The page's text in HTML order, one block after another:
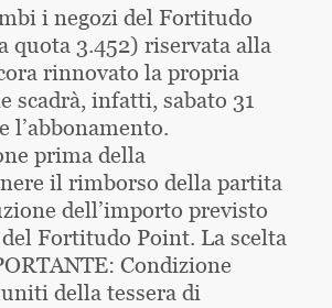
i negozi del Fortitudo
quota 3.452) riservata alla
rinnovato la propria
scadrà, infatti, sabato 31
l’abbonamento.
prima della
il rimborso della partita
dell’importo previsto
Fortitudo Point. La scelta
Condizione
della tessera di